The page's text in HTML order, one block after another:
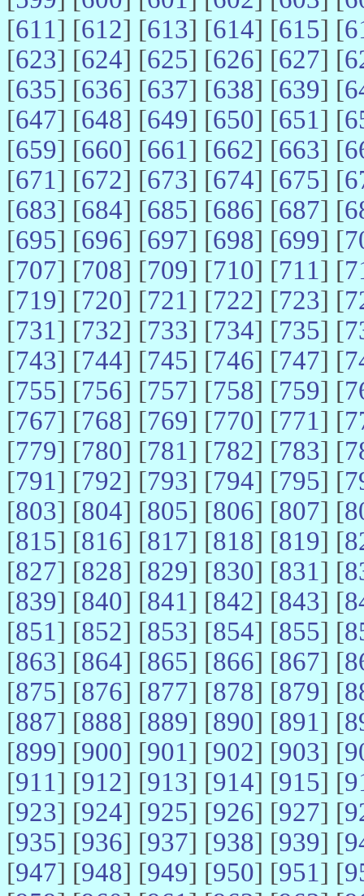
[611] [612] [613] [614] [615] [
[623] [624] [625] [626] [627] [
[635] [636] [637] [638] [639] [
[647] [648] [649] [650] [651] [
[659] [660] [661] [662] [663] [
[671] [672] [673] [674] [675] [
[683] [684] [685] [686] [687] [
[695] [696] [697] [698] [699] [
[707] [708] [709] [710] [711] [
[719] [720] [721] [722] [723] [
[731] [732] [733] [734] [735] [
[743] [744] [745] [746] [747] [
[755] [756] [757] [758] [759] [
[767] [768] [769] [770] [771] [
[779] [780] [781] [782] [783] [
[791] [792] [793] [794] [795] [
[803] [804] [805] [806] [807] [
[815] [816] [817] [818] [819] [
[827] [828] [829] [830] [831] [
[839] [840] [841] [842] [843] [
[851] [852] [853] [854] [855] [
[863] [864] [865] [866] [867] [
[875] [876] [877] [878] [879] [
[887] [888] [889] [890] [891] [
[899] [900] [901] [902] [903] [
[911] [912] [913] [914] [915] [
[923] [924] [925] [926] [927] [
[935] [936] [937] [938] [939] [
[947] [948] [949] [950] [951] [